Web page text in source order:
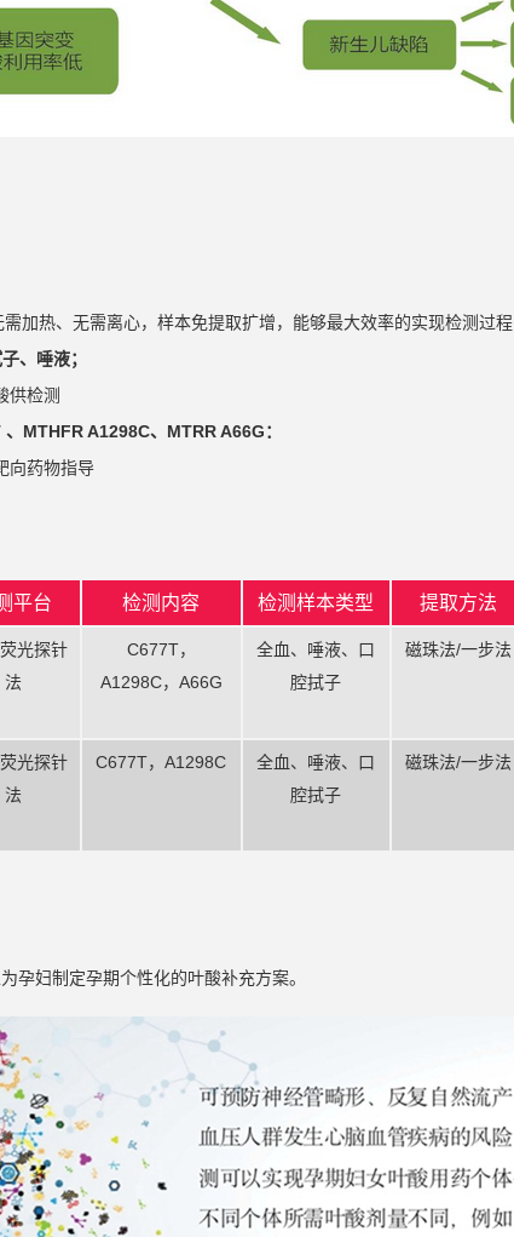
加热、无需离心，样本免提取扩增，能够最大效率的实现检测过程
、唾液；
供检测
MTHFR A1298C、MTRR A66G：
向药物指导
平台 检测内容 检测样本类型 提取方法
光探针
法
C677T，
A1298C，A66G
全血、唾液、口
腔拭子
磁珠法/一步法
光探针
法
C677T，A1298C
全血、唾液、口
腔拭子
磁珠法/一步法
孕妇制定孕期个性化的叶酸补充方案。